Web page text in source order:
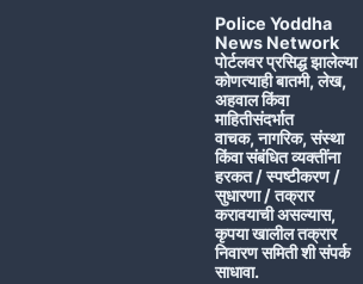
Police Yoddha
News Network
पोर्टलवर प्रसिद्ध झालेल्या
कोणत्याही बातमी, लेख,
अहवाल किंवा
माहितीसंदर्भात
वाचक, नागरिक, संस्था
किंवा संबंधित व्यक्तींना
हरकत / स्पष्टीकरण /
सुधारणा / तक्रार
करावयाची असल्यास,
कृपया खालील तक्रार
निवारण समिती शी संपर्क
साधावा.